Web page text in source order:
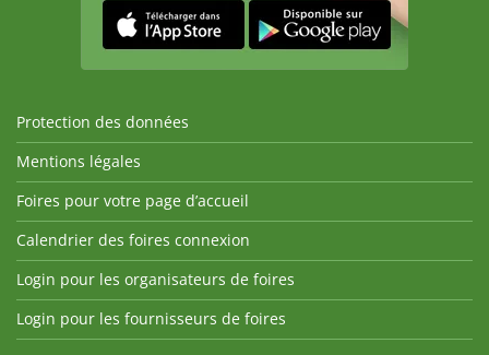
Protection des données
Mentions légales
Foires pour votre page d’accueil
Calendrier des foires connexion
Login pour les organisateurs de foires
Login pour les fournisseurs de foires